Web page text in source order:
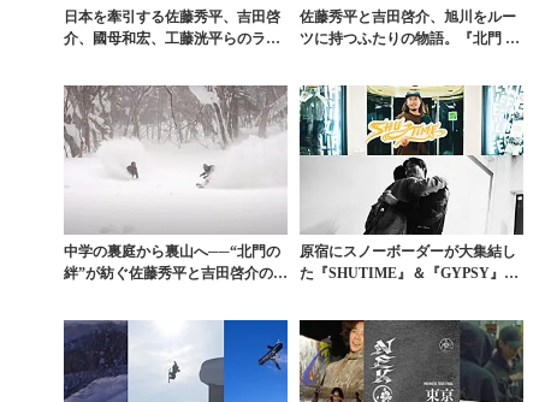
日本を牽引する佐藤秀平、吉田啓
介、國母和宏、工藤洸平らのライ
佐藤秀平と吉田啓介、旭川をルー
ツに持つふたりの物語。『北門 -H
中学の裏庭から裏山へ──“北門の
絆”が紡ぐ佐藤秀平と吉田啓介のス
原宿にスノーボーダーが大集結し
た『SHUTIME』＆『GYPSY』上